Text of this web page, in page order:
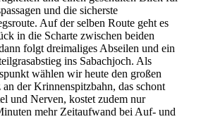
und die sicherste
Auf der selben Route geht es
in die Scharte zwischen beiden
folgt dreimaliges Abseilen und ein
ins Sabachjoch. Als
wählen wir heute den großen
an der Krinnenspitzbahn, das schont
und Nerven, kostet zudem nur
mehr Zeitaufwand bei Auf- und